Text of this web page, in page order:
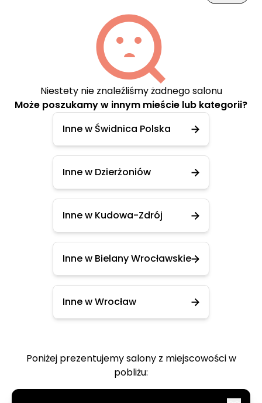
Niestety nie znaleźliśmy żadnego salonu
Może poszukamy w innym mieście lub kategorii?
Inne w Świdnica Polska
Inne w Dzierżoniów
Inne w Kudowa-Zdrój
Inne w Bielany Wrocławskie
Inne w Wrocław
Poniżej prezentujemy salony z miejscowości w
pobliżu: